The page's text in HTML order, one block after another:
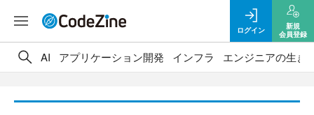
ログイン
新規
会員登録
AI アプリケーション開発 インフラ エンジニアの生き